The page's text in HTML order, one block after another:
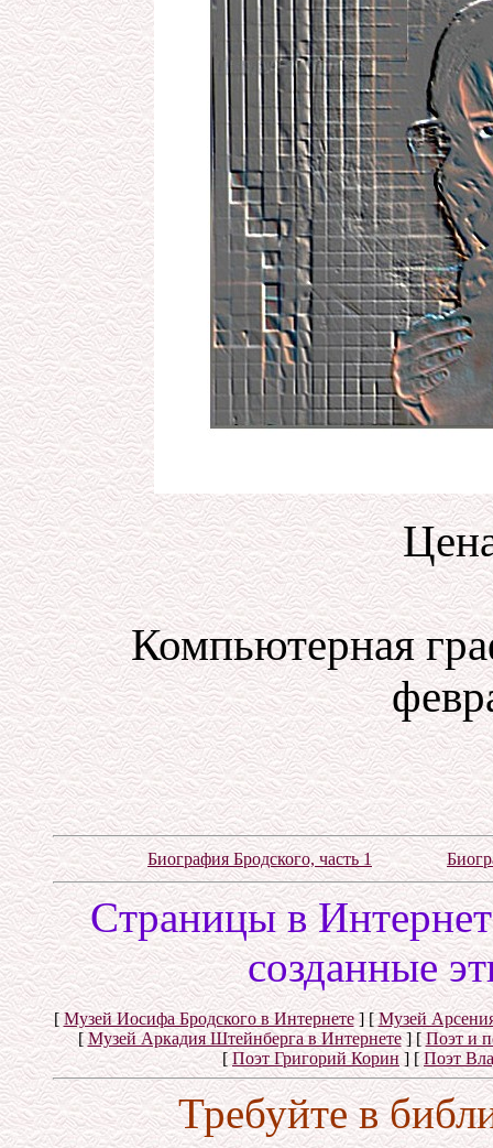
Компьютерная
Биография Бродского, часть 1
Cтраницы в
созданные
[Музей Иосифа Бродского в Интернете] [Музей
[Музей Аркадия Штейнберга в Интернете] [Поэт и
[Поэт Григорий Корин ] [Поэт
Требуйте в